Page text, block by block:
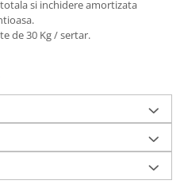
si inchidere amortizata
de 30 Kg / sertar.